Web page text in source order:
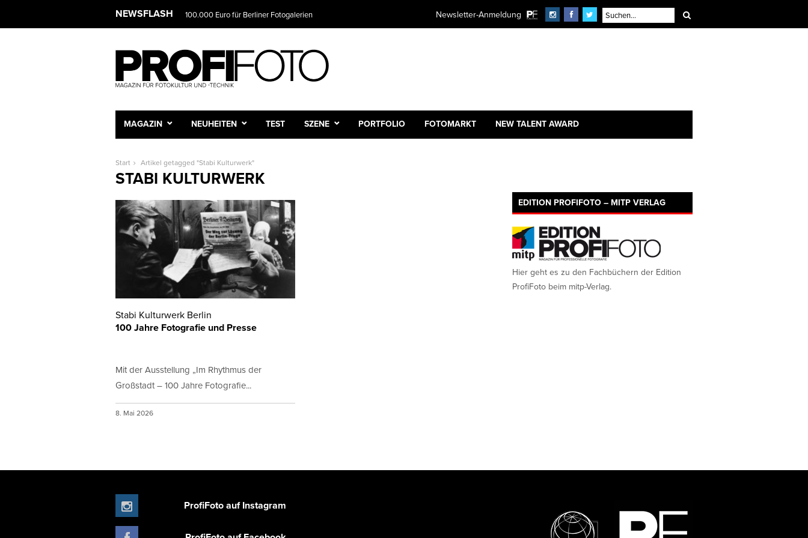
NEWSFLASH 100.000 Euro für Berliner Fotogalerien Newsletter-Anmeldung
MAGAZIN NEUHEITEN TEST SZENE PORTFOLIO FOTOMARKT NEW TALENT AWARD
Start Artikel getagged "Stabi Kulturwerk"
STABI KULTURWERK
Stabi Kulturwerk Berlin
100 Jahre Fotografie und Presse
Mit der Ausstellung „Im Rhythmus der
Großstadt – 100 Jahre Fotografie...
8. Mai 2026
EDITION PROFIFOTO – MITP VERLAG
Hier geht es zu den Fachbüchern der Edition
ProfiFoto beim mitp-Verlag.
ProfiFoto auf Instagram